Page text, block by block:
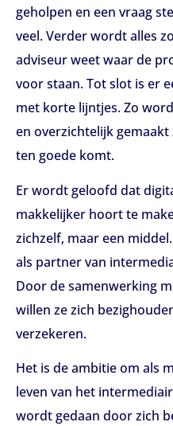
geholpen en een vraag
veel. Verder wordt alles
adviseur weet waar de
voor staan. Tot slot is er
met korte lijntjes. Zo
en overzichtelijk
ten goede komt.
Er wordt geloofd dat
makkelijker hoort te
zichzelf, maar een
als partner van
Door de samenwerking
willen ze zich
verzekeren.
Het is de ambitie om als
leven van het
wordt gedaan door zich